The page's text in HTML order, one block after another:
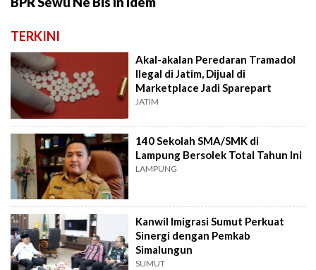
TERKINI
Akal-akalan Peredaran Tramadol
Ilegal di Jatim, Dijual di
Marketplace Jadi Sparepart
JATIM
140 Sekolah SMA/SMK di
Lampung Bersolek Total Tahun Ini
LAMPUNG
Kanwil Imigrasi Sumut Perkuat
Sinergi dengan Pemkab
Simalungun
SUMUT